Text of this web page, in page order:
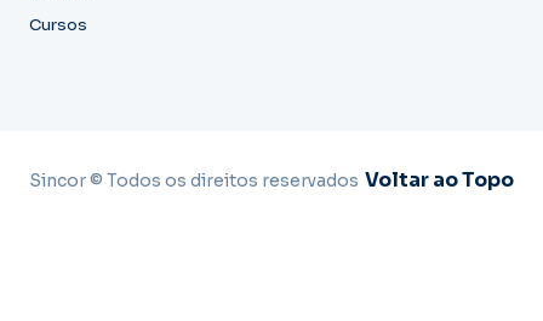
Cursos
Sincor © Todos os direitos reservados Voltar ao Topo